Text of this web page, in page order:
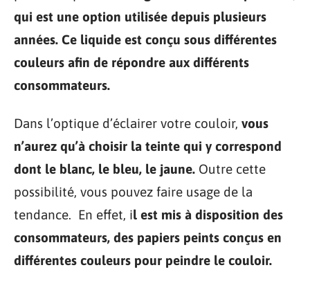
qui est une option utilisée depuis plusieurs
années. Ce liquide est conçu sous différentes
couleurs afin de répondre aux différents
consommateurs.
Dans l’optique d’éclairer votre couloir, vous
n’aurez qu’à choisir la teinte qui y correspond
dont le blanc, le bleu, le jaune. Outre cette
possibilité, vous pouvez faire usage de la
tendance. En effet, il est mis à disposition des
consommateurs, des papiers peints conçus en
différentes couleurs pour peindre le couloir.